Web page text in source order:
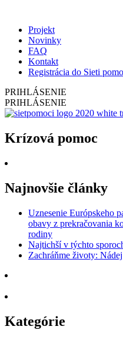
Projekt
Novinky
FAQ
Kontakt
Registrácia do Sieti
PRIHLÁSENIE
PRIHLÁSENIE
Krízová pomoc
Najnovšie články
Uznesenie Európskeho
obavy z prekračovania
rodiny
Najtichší v týchto
Zachráňme životy:
Kategórie